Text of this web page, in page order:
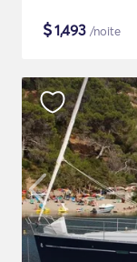
$1,493 /noite